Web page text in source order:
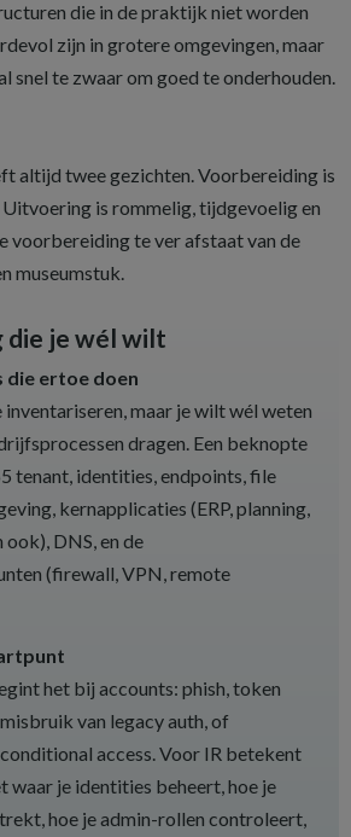
die in de praktijk niet worden
zijn in grotere omgevingen, maar
snel te zwaar om goed te onderhouden.
altijd twee gezichten. Voorbereiding is
is rommelig, tijdgevoelig en
voorbereiding te ver afstaat van de
museumstuk.
die je wél wilt
die ertoe doen
inventariseren, maar je wilt wél weten
dragen. Een beknopte
tenant, identities, endpoints, file
kernapplicaties (ERP, planning,
ook), DNS, en de
(firewall, VPN, remote
het bij accounts: phish, token
van legacy auth, of
access. Voor IR betekent
waar je identities beheert, hoe je
hoe je admin-rollen controleert,